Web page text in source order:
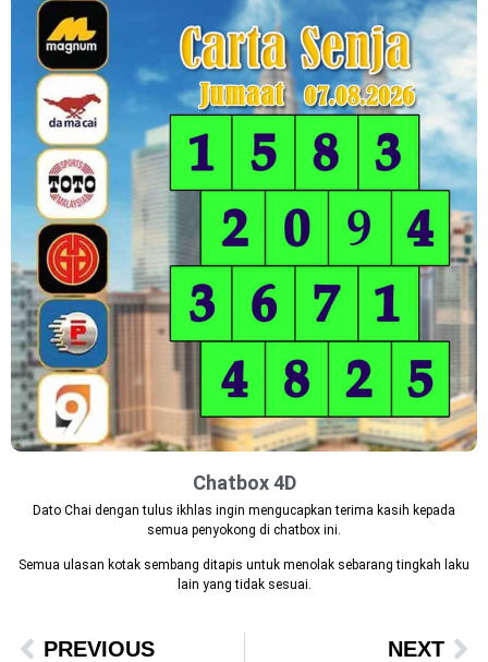
Chatbox 4D
Dato Chai dengan tulus ikhlas ingin mengucapkan terima kasih kepada
semua penyokong di chatbox ini.
Semua ulasan kotak sembang ditapis untuk menolak sebarang tingkah laku
lain yang tidak sesuai.
PREVIOUS NEXT